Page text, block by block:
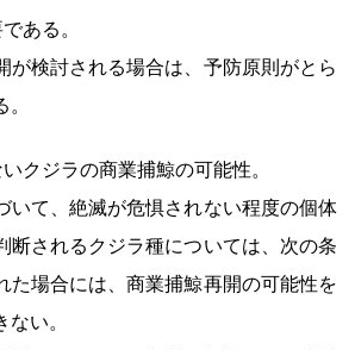
ある。
が検討される場合は、予防原則がとら
クジラの商業捕鯨の可能性。
いて、絶滅が危惧されない程度の個体
断されるクジラ種については、次の条
た場合には、商業捕鯨再開の可能性を
い。